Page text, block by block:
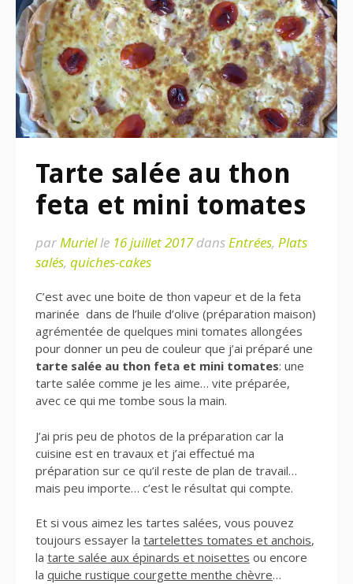
Tarte salée au thon
feta et mini tomates
parMurielle 16 juillet 2017dansEntrées, Plats
salés, quiches-cakes
C’est avec une boite de thon vapeur et de la feta
marinée dans de l’huile d’olive (préparation maison)
agrémentée de quelques mini tomates allongées
pour donner un peu de couleur que j’ai préparé une
tarte salée au thon feta et mini tomates: une
tarte salée comme je les aime… vite préparée,
avec ce qui me tombe sous la main.
J’ai pris peu de photos de la préparation car la
cuisine est en travaux et j’ai effectué ma
préparation sur ce qu’il reste de plan de travail…
mais peu importe… c’est le résultat qui compte.
Et si vous aimez les tartes salées, vous pouvez
toujours essayer la tartelettes tomates et anchois,
la tarte salée aux épinards et noisettes ou encore
la quiche rustique courgette menthe chèvre…